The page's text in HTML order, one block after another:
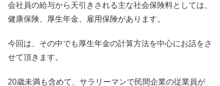
会社員の給与から天引きされる主な社会保険料としては、
健康保険、厚生年金、雇用保険があります。
今回は、その中でも厚生年金の計算方法を中心にお話をさ
せて頂きます。
20歳未満も含めて、サラリーマンで民間企業の従業員が